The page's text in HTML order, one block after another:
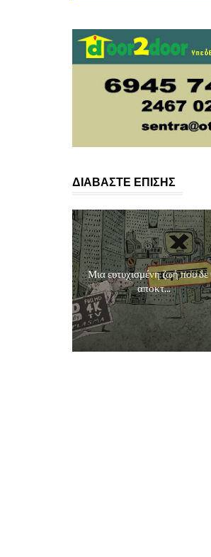
ΔΙΑΒΑΣΤΕ ΕΠΙΣΗΣ
Μια ευτυχισμένη ζωή που δε
αποκτ...